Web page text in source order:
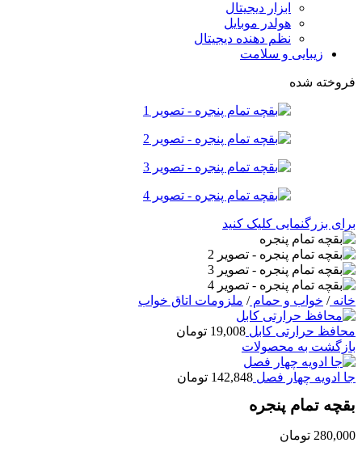
ابزار دیجیتال
هولدر موبایل
نظم دهنده دیجیتال
زیبایی و سلامت
فروخته شده
برای بزرگنمایی کلیک کنید
خانه/ خواب و حمام/ ملزومات اتاق خواب
محافظ حرارتی کابل 19,008 تومان
بازگشت به محصولات
جا ادویه چهار فصل 142,848 تومان
بقچه تمام پنجره
280,000 تومان